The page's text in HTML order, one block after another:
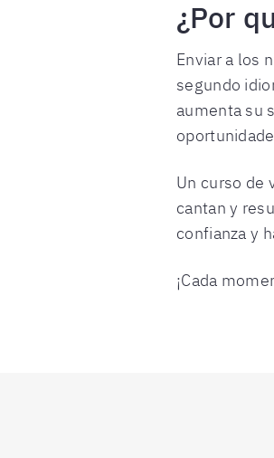
¿Por
Enviar a los
segundo
aumenta su
Un curso de
cantan y
confianza y
¡Cada